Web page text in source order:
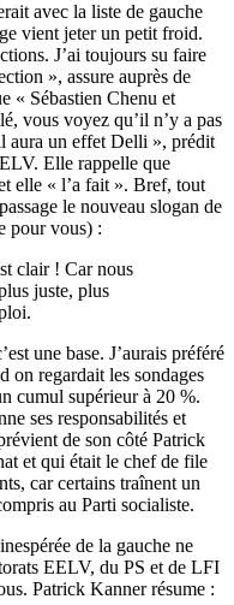
avec la liste de gauche
vient jeter un petit froid.
J’ai toujours su faire
», assure auprès de
« Sébastien Chenu et
vous voyez qu’il n’y a pas
aura un effet Delli », prédit
Elle rappelle que
elle « l’a fait ». Bref, tout
le nouveau slogan de
pour vous) :
clair ! Car nous
juste, plus
une base. J’aurais préféré
on regardait les sondages
cumul supérieur à 20 %.
ses responsabilités et
de son côté Patrick
et qui était le chef de file
car certains traînent un
au Parti socialiste.
de la gauche ne
EELV, du PS et de LFI
Patrick Kanner résume :